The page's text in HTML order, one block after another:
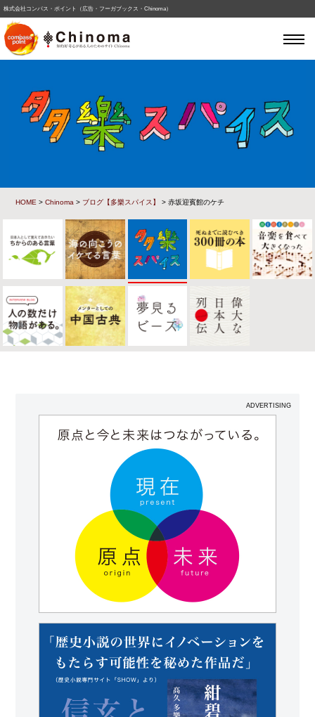
株式会社コンパス・ポイント（広告・フーガブックス・Chinoma）
HOME >Chinoma > ブログ【多樂スパイス】 > 赤坂迎賓館のケチ
ADVERTISING